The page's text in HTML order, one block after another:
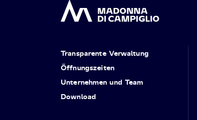
Transparente Verwaltung
Öffnungszeiten
Unternehmen und Team
Download